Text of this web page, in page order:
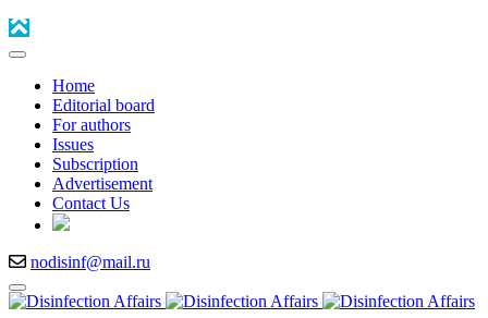
Home
Editorial board
For authors
Issues
Subscription
Advertisement
Contact Us
nodisinf@mail.ru